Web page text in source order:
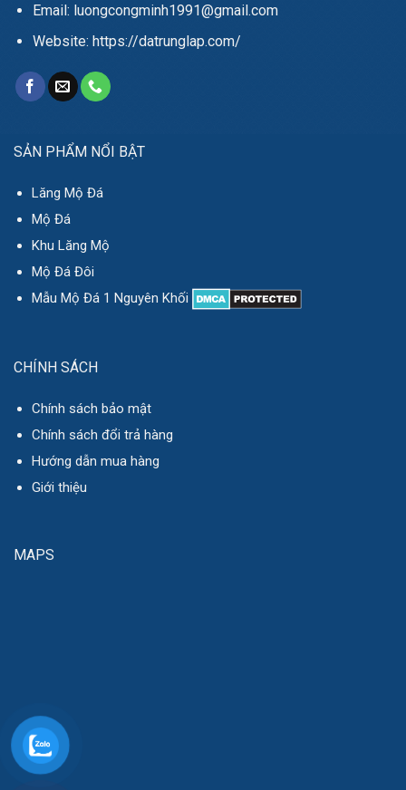
Email: luongcongminh1991@gmail.com
Website: https://datrunglap.com/
SẢN PHẨM NỔI BẬT
Lăng Mộ Đá
Mộ Đá
Khu Lăng Mộ
Mộ Đá Đôi
Mẫu Mộ Đá 1 Nguyên Khối
CHÍNH SÁCH
Chính sách bảo mật
Chính sách đổi trả hàng
Hướng dẫn mua hàng
Giới thiệu
MAPS